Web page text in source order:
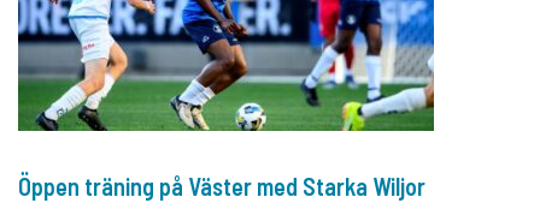
Öppen träning på Väster med Starka Wiljor